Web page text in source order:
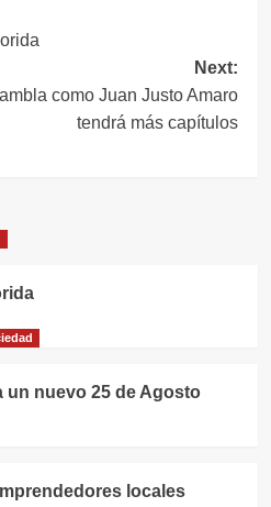
Next:
como Juan Justo Amaro
tendrá más capítulos
un nuevo 25 de Agosto
locales